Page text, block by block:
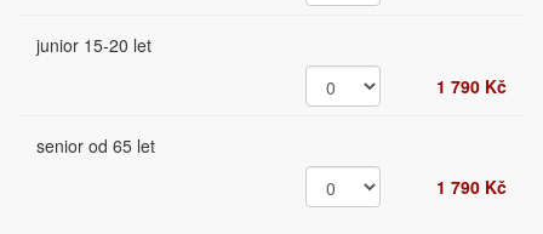
junior 15-20 let
1 790 Kč
senior od 65 let
1 790 Kč